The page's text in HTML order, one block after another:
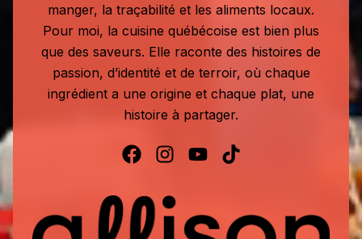
manger, la traçabilité et les aliments locaux.
Pour moi, la cuisine québécoise est bien plus
que des saveurs. Elle raconte des histoires de
passion, d’identité et de terroir, où chaque
ingrédient a une origine et chaque plat, une
histoire à partager.